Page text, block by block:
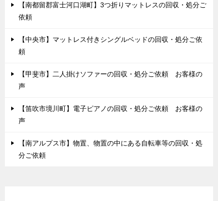
【南都留郡富士河口湖町】3つ折りマットレスの回収・処分ご
依頼
【中央市】マットレス付きシングルベッドの回収・処分ご依
頼
【甲斐市】二人掛けソファーの回収・処分ご依頼 お客様の
声
【笛吹市境川町】電子ピアノの回収・処分ご依頼 お客様の
声
【南アルプス市】物置、物置の中にある自転車等の回収・処
分ご依頼